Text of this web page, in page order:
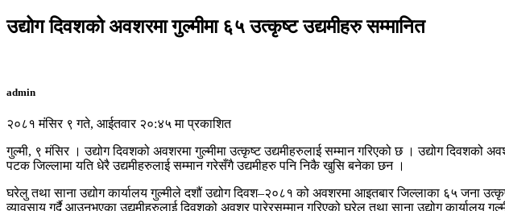
उद्योग दिवशको अवशरमा गुल्मीमा ६५ उत्कृष्ट उद्यमीहरु सम्मानित
admin
२०८१ मंसिर ९ गते, आईतवार २०:४५ मा प्रकाशित
गुल्मी, ९ मंसिर । उद्योग दिवशको अवशरमा गुल्मीमा उत्कृष्ट उद्यमीहरुलाई सम्मान गरिएको छ । उद्योग
पटक जिल्लामा यति धेरै उद्यमीहरुलाई सम्मान गरेसँगै उद्यमीहरु पनि निकै खुसि बनेका छन ।
घरेलु तथा साना उद्योग कार्यालय गुल्मीले दशौं उद्योग दिवश–२०८१ को अवशरमा आइतबार जिल्लाका ६५ जना
व्यावसाय गर्दै आउनुभएका उद्यमीहरुलाई दिवशको अवशर पारेरसम्मान गरिएको घरेलु तथा साना उद्योग कार्यालय